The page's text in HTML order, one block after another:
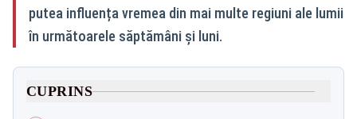
putea influența vremea din mai multe regiuni ale lumii
în următoarele săptămâni și luni.
CUPRINS